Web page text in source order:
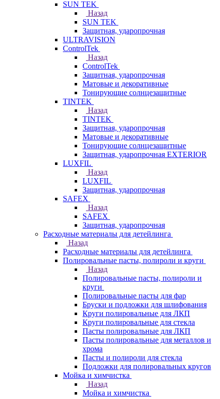
SUN TEK
Назад
SUN TEK
Защитная, ударопрочная
ULTRAVISION
ControlTek
Назад
ControlTek
Защитная, ударопрочная
Матовые и декоративные
Тонирующие солнцезащитные
TINTEK
Назад
TINTEK
Защитная, ударопрочная
Матовые и декоративные
Тонирующие солнцезащитные
Защитная, ударопрочная EXTERIOR
LUXFIL
Назад
LUXFIL
Защитная, ударопрочная
SAFEX
Назад
SAFEX
Защитная, ударопрочная
Расходные материалы для детейлинга
Назад
Расходные материалы для детейлинга
Полировальные пасты, полироли и круги
Назад
Полировальные пасты, полироли и
круги
Полировальные пасты для фар
Бруски и подложки для шлифования
Круги полировальные для ЛКП
Круги полировальные для стекла
Пасты полировальные для ЛКП
Пасты полировальные для металлов и
хрома
Пасты и полироли для стекла
Подложки для полировальных кругов
Мойка и химчистка
Назад
Мойка и химчистка